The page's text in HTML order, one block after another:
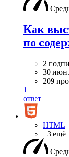
Как
по
2
30 июн.
209
1
ответ
HTML
+3 ещё